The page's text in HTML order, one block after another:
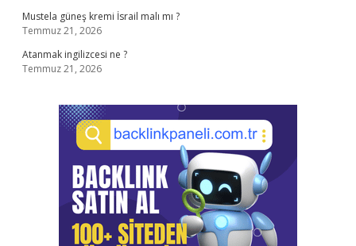
Mustela güneş kremi İsrail malı mı ?
Temmuz 21, 2026
Atanmak ingilizcesi ne ?
Temmuz 21, 2026